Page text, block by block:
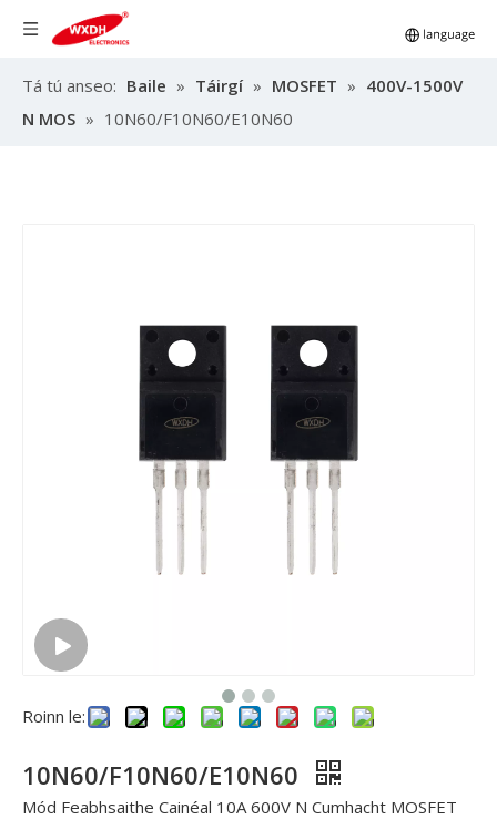
Tá tú anseo: Baile » Táirgí » MOSFET » 400V-1500V
N MOS » 10N60/F10N60/E10N60
Roinn le:
10N60/F10N60/E10N60
Mód Feabhsaithe Cainéal 10A 600V N Cumhacht MOSFET